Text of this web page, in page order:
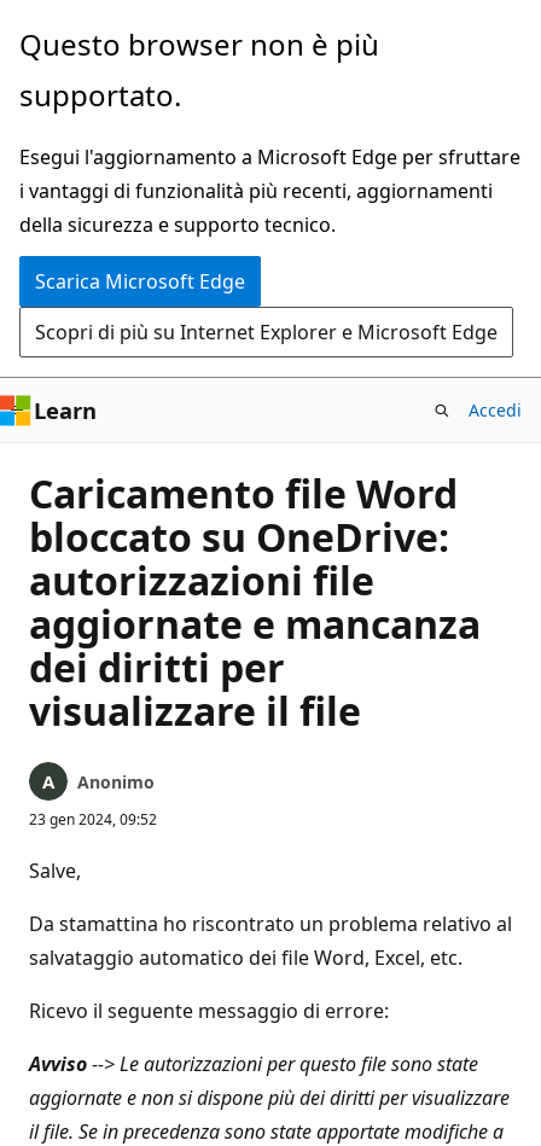
Ignora
passa
contenuto
principale
Questo browser non è più
supportato.
Esegui l'aggiornamento a Microsoft Edge per sfruttare
i vantaggi di funzionalità più recenti, aggiornamenti
della sicurezza e supporto tecnico.
Scarica Microsoft Edge
Scopri di più su Internet Explorer e Microsoft Edge
Learn Accedi
Caricamento file Word
bloccato su OneDrive:
autorizzazioni file
aggiornate e mancanza
dei diritti per
visualizzare il file
Anonimo
23 gen 2024, 09:52
Salve,
Da stamattina ho riscontrato un problema relativo al
salvataggio automatico dei file Word, Excel, etc.
Ricevo il seguente messaggio di errore:
Avviso--> Le autorizzazioni per questo file sono state
aggiornate e non si dispone più dei diritti per visualizzare
il file. Se in precedenza sono state apportate modifiche a